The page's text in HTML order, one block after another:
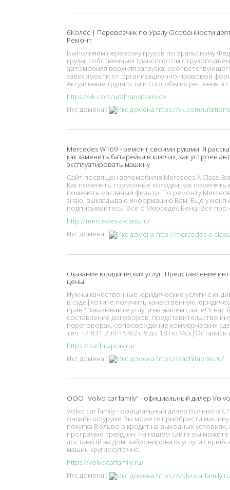
6Колёс | Перевозчик по Уралу Особенности
Ремонт
Выполняем перевозку грузов по Уральскому
грузы, собственным транспортом с
автомобиля верхняя загрузка,
зависимости от организационно-правовой
Актуальные трудности и способы их решения в
https://vk.com/uraltransitservice
Икс домена :
Mercedes W169 - ремонт своими руками. Я
как заменить батарейки в ключах, как устроен
эксплуатировать машину
Сайт посвящен автомобилю Mercedes A Class.
Как поменять тормозные колодки, как поменять
поменять масляный фильтр. По ремонту
знаю, выкладываю информацию Вам. Еще у меня
подписывайтесь. Все о Мерседес Бенц. Все про
http://mercedes-a-class.ru/
Икс домена :
Оказание юридических услуг. Представление
цены
Нужны качественные юридические услуги с
в суде|Хотите получить качественную
прав? Заказывайте услуги на нашем сайте! У
составление договоров, представительство
переговорах, сопровождение коммерческих
тел. +7 831 230-15-82 с 9 до 18 по
https://zachitaprav.ru/
Икс домена :
ООО "Volvo car family" - официальный дилер
Volvo car family - официальный дилер Вольво в
онлайн шоуруме Вы можете приобрести машину
покупка Вольво в кредит на выходных
программе трейд-ин. На нашем сайте вы можете
доставкой на дом, забронировать услуги
машин круглосуточно.
https://volvocarfamily.ru/
Икс домена :